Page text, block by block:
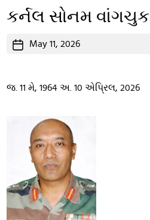
કર્નલ સોનમ વાંગચુક
PostMay 11, 2026
જ. 11 મે, 1964 અ. 10 એપ્રિલ, 2026